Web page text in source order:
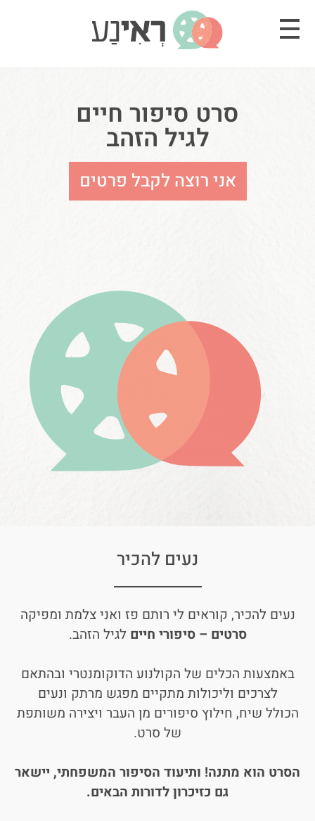
סרט סיפור חיים
לגיל הזהב
אני רוצה לקבל פרטים
נעים להכיר
נעים להכיר, קוראים לי רותם פז ואני צלמת ומפיקה
סרטים – סיפורי חיים לגיל הזהב.
באמצעות הכלים של הקולנוע הדוקומנטרי ובהתאם
לצרכים וליכולות מתקיים מפגש מרתק ונעים
הכולל שיח, חילוץ סיפורים מן העבר ויצירה משותפת
של סרט.
הסרט הוא מתנה! ותיעוד הסיפור המשפחתי, יישאר
גם כזיכרון לדורות הבאים.